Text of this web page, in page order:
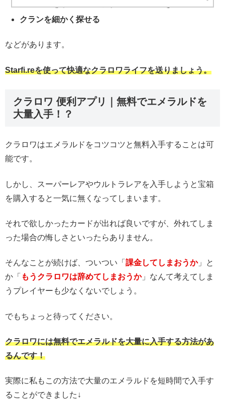
クランを細かく探せる
などがあります。
Starfi.reを使って快適なクラロワライフを送りましょう。
クラロワ 便利アプリ｜無料でエメラルドを
大量入手！？
クラロワはエメラルドをコツコツと無料入手することは可
能です。
しかし、スーパーレアやウルトラレアを入手しようと宝箱
を購入すると一気に無くなってしまいます。
それで欲しかったカードが出れば良いですが、外れてしま
った場合の悔しさといったらありません。
そんなことが続けば、ついつい「 課金してしまおうか」と
か「 もうクラロワは辞めてしまおうか」なんて考えてしま
うプレイヤーも少なくないでしょう。
でもちょっと待ってください。
クラロワには無料でエメラルドを大量に入手する方法があ
るんです！
実際に私もこの方法で大量のエメラルドを短時間で入手す
ることができました↓